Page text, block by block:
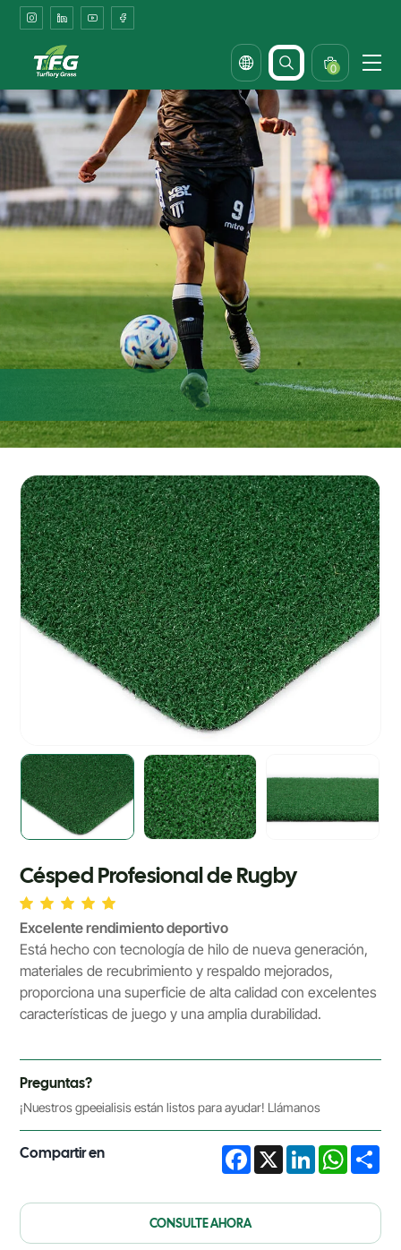
Professional
Rugby
Turf
0
Césped Profesional de Rugby
Excelente rendimiento deportivo
Está hecho con tecnología de hilo de nueva generación,
materiales de recubrimiento y respaldo mejorados,
proporciona una superficie de alta calidad con excelentes
características de juego y una amplia durabilidad.
Preguntas?
¡Nuestros gpeeialisis están listos para ayudar! Llámanos
Compartir en Facebook
X LinkedIn
CONSULTE AHORA